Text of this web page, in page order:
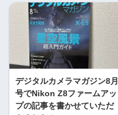
デジタルカメラマガジン8月
号でNikon Z8ファームアッ
プの記事を書かせていただ